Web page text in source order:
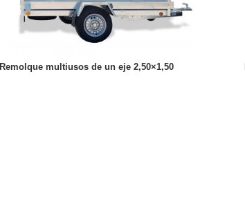
Remolque multiusos de un eje 2,50×1,50